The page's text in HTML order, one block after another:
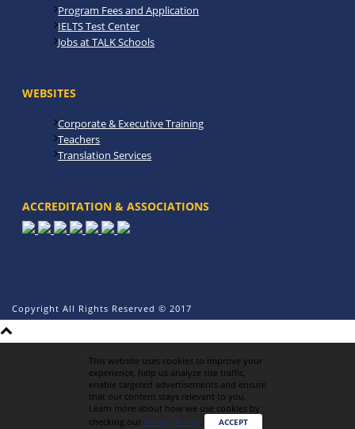
Program Fees and Application
IELTS Test Center
Jobs at TALK Schools
WEBSITES
Corporate & Executive Training
Teachers
Translation Services
ACCREDITATION & ASSOCIATIONS
Copyright All Rights Reserved © 2017
This website uses cookies to improve your
experience, help us analyze site traffic,
enable targeted advertisements and ensure
that our content stays relevant to you.
Learn more about how we use cookies by
checking our Privacy Policy. ACCEPT